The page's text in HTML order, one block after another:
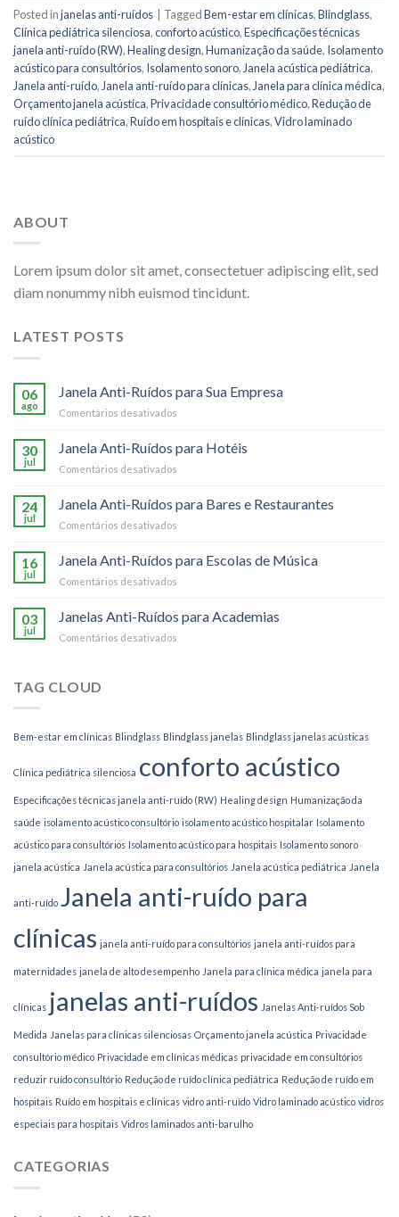
Posted injanelas anti-ruídos TaggedBem-estar em clínicas,Blindglass,
Clínica pediátrica silenciosa,conforto acústico,Especificações técnicas
janela anti-ruído (RW),Healing design,Humanização da saúde, Isolamento
acústico para consultórios, Isolamento sonoro, Janela acústica pediátrica,
Janela anti-ruído, Janela anti-ruído para clínicas, Janela para clínica médica,
Orçamento janela acústica,Privacidade consultório médico,Redução de
ruído clínica pediátrica,Ruído em hospitais e clínicas,Vidro laminado
acústico
ABOUT
Lorem ipsum dolor sit amet, consectetuer adipiscing elit, sed
diam nonummy nibh euismod tincidunt.
LATEST POSTS
06
ago
Janela Anti-Ruídos para Sua Empresa
Comentários desativados
Ruídos
Empresa
30
jul
Janela Anti-Ruídos para Hotéis
Comentários desativados
Ruídos
24
jul
Janela Anti-Ruídos para Bares e Restaurantes
Comentários desativados
Ruídos
e
16
jul
Janela Anti-Ruídos para Escolas de Música
Comentários desativados
Ruídos
03
jul
Janelas Anti-Ruídos para Academias
Comentários desativados
TAG CLOUD
Bem-estar em clínicas Blindglass Blindglass janelas Blindglass janelas acústicas
Clínica pediátrica silenciosa conforto acústico
Especificações técnicas janela anti-ruído (RW) Healing design Humanização da
saúde isolamento acústico consultório isolamento acústico hospitalar Isolamento
acústico para consultórios Isolamento acústico para hospitais Isolamento sonoro
janela acústica Janela acústica para consultórios Janela acústica pediátrica Janela
anti-ruído Janela anti-ruído para
clínicas janela anti-ruído para consultórios janela anti-ruídos para
maternidades janela de alto desempenho Janela para clínica médica janela para
clínicas janelas anti-ruídos Janelas Anti-ruídos Sob
Medida Janelas para clínicas silenciosas Orçamento janela acústica Privacidade
consultório médico Privacidade em clínicas médicas privacidade em consultórios
reduzir ruído consultório Redução de ruído clínica pediátrica Redução de ruído em
hospitais Ruído em hospitais e clínicas vidro anti-ruído Vidro laminado acústico vidros
especiais para hospitais Vidros laminados anti-barulho
CATEGORIAS